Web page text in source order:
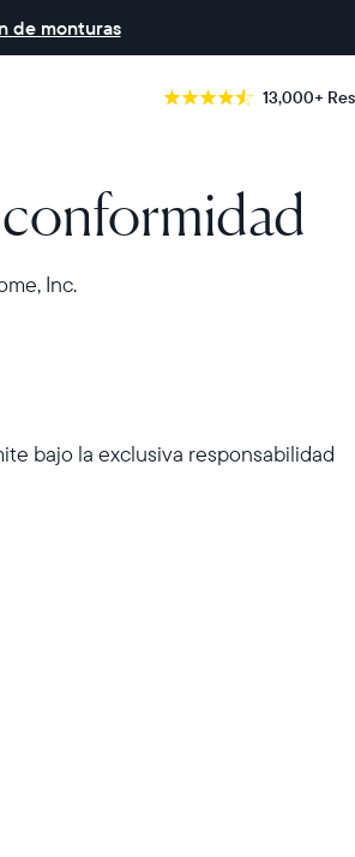
de monturas
13,000+
Inc.
bajo la exclusiva responsabilidad